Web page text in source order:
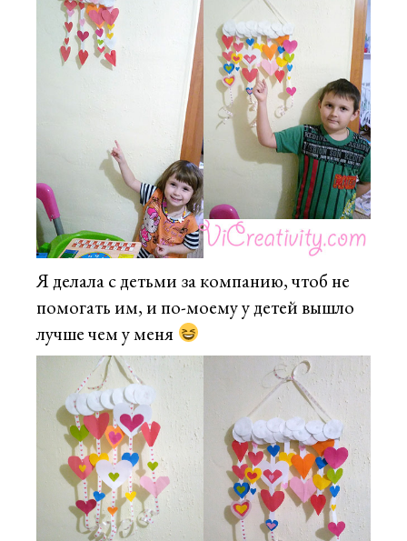
Я делала с детьми за компанию, чтоб не
помогать им, и по-моему у детей вышло
лучше чем у меня